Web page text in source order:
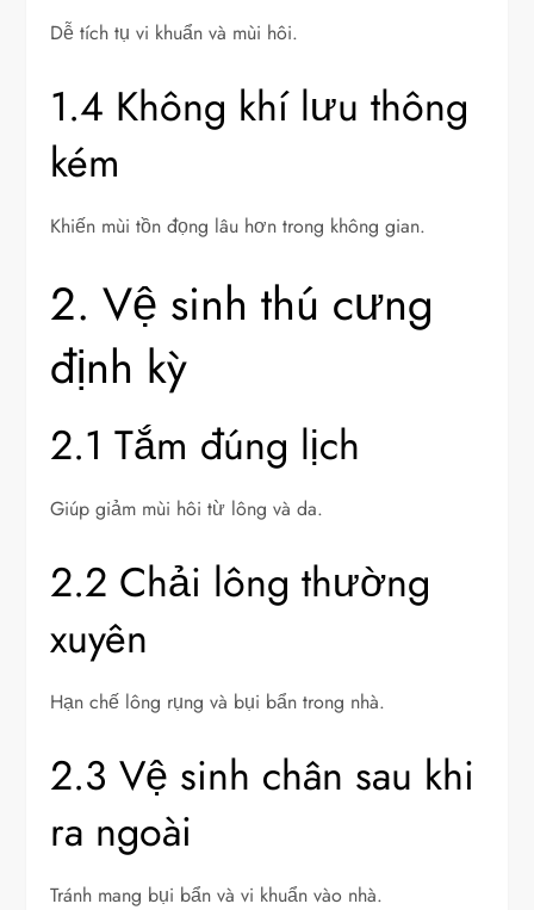
Dễ tích tụ vi khuẩn và mùi hôi.
1.4 Không khí lưu thông
kém
Khiến mùi tồn đọng lâu hơn trong không gian.
2. Vệ sinh thú cưng
định kỳ
2.1 Tắm đúng lịch
Giúp giảm mùi hôi từ lông và da.
2.2 Chải lông thường
xuyên
Hạn chế lông rụng và bụi bẩn trong nhà.
2.3 Vệ sinh chân sau khi
ra ngoài
Tránh mang bụi bẩn và vi khuẩn vào nhà.